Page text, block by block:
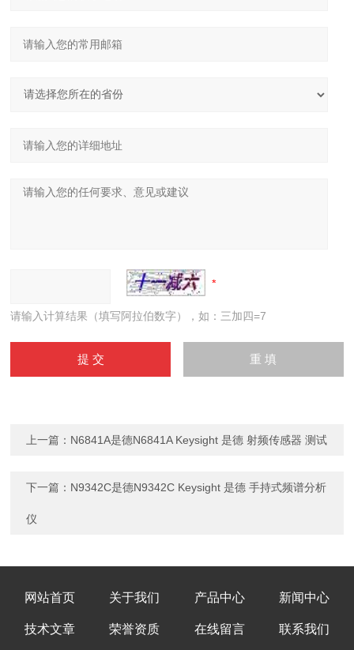
请输入计算结果（填写阿拉伯数字），如：三加四=7
上一篇： N6841A是德N6841A Keysight 是德 射频传感器 测试
下一篇： N9342C是德N9342C Keysight 是德 手持式频谱分析
仪
网站首页 关于我们 产品中心 新闻中心
技术文章 荣誉资质 在线留言 联系我们